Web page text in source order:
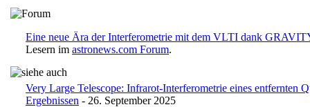
Eine neue Ära der Interferometrie mit dem VLTI dank
Lesern im astronews.com Forum.
Very Large Telescope: Infrarot-Interferometrie eines entfernten
Ergebnissen - 26. September 2025